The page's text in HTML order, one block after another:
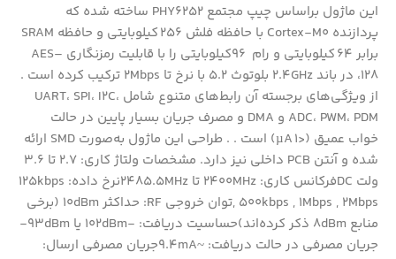
این ماژول براساس چیپ مجتمع PHY6252 ساخته شده که
پردازنده Cortex‑M0 با حافظه فلش 256 کیلوبایتی و حافظه SRAM
برابر 64 کیلوبایتی و رام 96کیلوبایتی را با قابلیت رمزنگاری AES‌–
128، در باند 2.4GHz بلوتوث 5.2 با نرخ تا 2Mbps ترکیب کرده است .
از ویژگی‌های برجسته آن رابط‌های متنوع شامل UART، SPI، I2C،
ADC، PWM، PDM و DMA و مصرف جریان بسیار پایین در حالت
خواب عمیق (<۱ µA) است . . طراحی این ماژول به‌صورت SMD ارائه
شده و آنتن PCB داخلی نیز دارد. مشخصات ولتاژ کاری: 2.7 تا 3.6
ولت DCفرکانس کاری: 2400MHz تا 2485.5MHzنرخ داده: 125kbps
, 500kbps , 1Mbps , 2Mbpsتوان خروجی RF: حداکثر 10dBm (برخی
منابع 8dBm ذکر کرده‌اند)حساسیت دریافت: -102dBm یا 93dBm-
جریان مصرفی در حالت دریافت: ~9.4mAجریان مصرفی ارسال: